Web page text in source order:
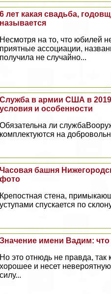
6 лет какая свадьба,
называется
Несмотря на то, что юбилей
приятные ассоциации,
получила не случайно...
Cлужба в армии США в 2019
условия и особенности
Обязательна ли
комплектуются на
Часовая башня
фото
Крепостная стена,
уступами спускается по
Значение имени Вадим: что
Но это отнюдь не правда, так
хорошее и несет
силу...